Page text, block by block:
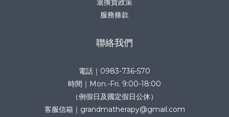
退換貨政策
服務條款
聯絡我們
電話｜0983-736-570
時間｜Mon.-Fri. 9:00-18:00
（例假日及國定假日公休）
客服信箱｜grandmatherapy@gmail.com